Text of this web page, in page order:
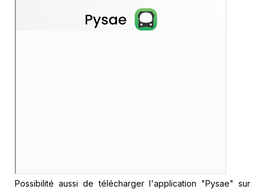
Possibilité aussi de télécharger l'application "Pysae" sur